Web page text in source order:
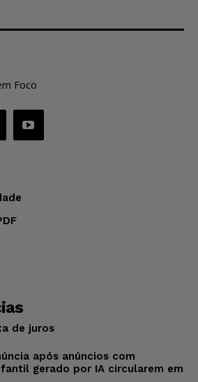
Foco
de juros
após anúncios com
gerado por IA circularem em